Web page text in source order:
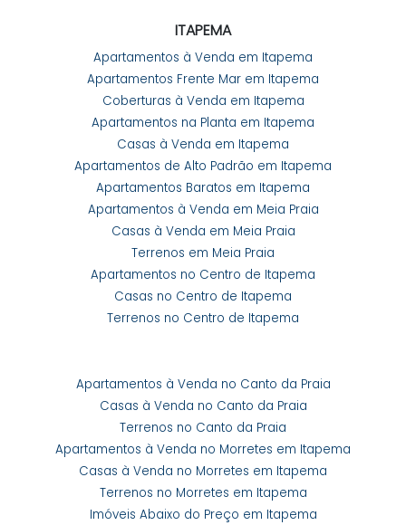
4
F
R
E
N
T
E
PÍ
E
R
O
P
O
R
T
O
5.500.000,00
Valor de Venda
La Vie Apartamento Frente Mar 4 Suítes Meia
5 217
ITAPEMA
Apartamentos à Venda em Itapema
Apartamentos Frente Mar em Itapema
Coberturas à Venda em Itapema
Apartamentos na Planta em Itapema
Casas à Venda em Itapema
Apartamentos de Alto Padrão em Itapema
Apartamentos Baratos em Itapema
Apartamentos à Venda em Meia Praia
Casas à Venda em Meia Praia
Terrenos em Meia Praia
Apartamentos no Centro de Itapema
Casas no Centro de Itapema
Terrenos no Centro de Itapema
Apartamentos à Venda no Canto da Praia
Casas à Venda no Canto da Praia
Terrenos no Canto da Praia
Apartamentos à Venda no Morretes em Itapema
Casas à Venda no Morretes em Itapema
Terrenos no Morretes em Itapema
Imóveis Abaixo do Preço em Itapema